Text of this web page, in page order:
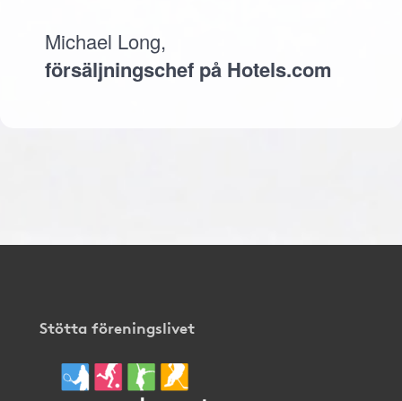
Michael Long,
försäljningschef på Hotels.com
Stötta föreningslivet